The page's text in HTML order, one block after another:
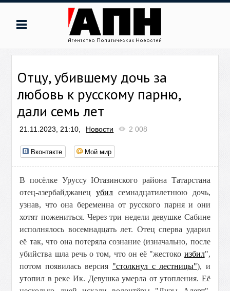
Отцу, убившему дочь за
любовь к русскому парню,
дали семь лет
21.11.2023, 21:10, Новости 2 008
Вконтакте Мой мир
В посёлке Уруссу Ютазинского района Татарстана
отец-азербайджанецубил семнадцатилетнюю дочь,
узнав, что она беременна от русского парня и они
хотят пожениться. Через три недели девушке Сабине
исполнялось восемнадцать лет. Отец сперва ударил
её так, что она потеряла сознание (изначально, после
убийства шла речь о том, что он её "жестоко избил",
потом появилась версия "столкнул с лестницы"), и
утопил в реке Ик. Девушка умерла от утопления. Её